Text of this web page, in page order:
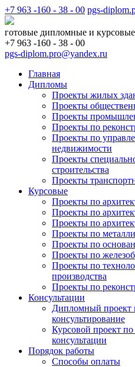
+7 963 -160 - 38 - 00 pgs-
готовые дипломные и
+7 963 -160 - 38 - 00
pgs-diplom.pro@yandex.ru
Главная
Дипломы
Проекты жилых
Проекты
Проекты
Проекты по
Проекты по
недвижимости
Проекты
строительства
Проекты
Курсовые
Проекты по
Проекты по
Проекты по
Проекты по
Проекты по
Проекты по
Проекты по
производства
Проекты по
Консультации
Дипломный проект
консультирование
Курсовой проект по
консультации
Порядок работы
Способы оплаты